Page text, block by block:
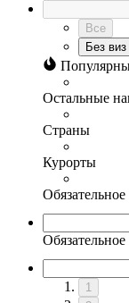
Все
Без виз
Остальные
Страны
Курорты
1